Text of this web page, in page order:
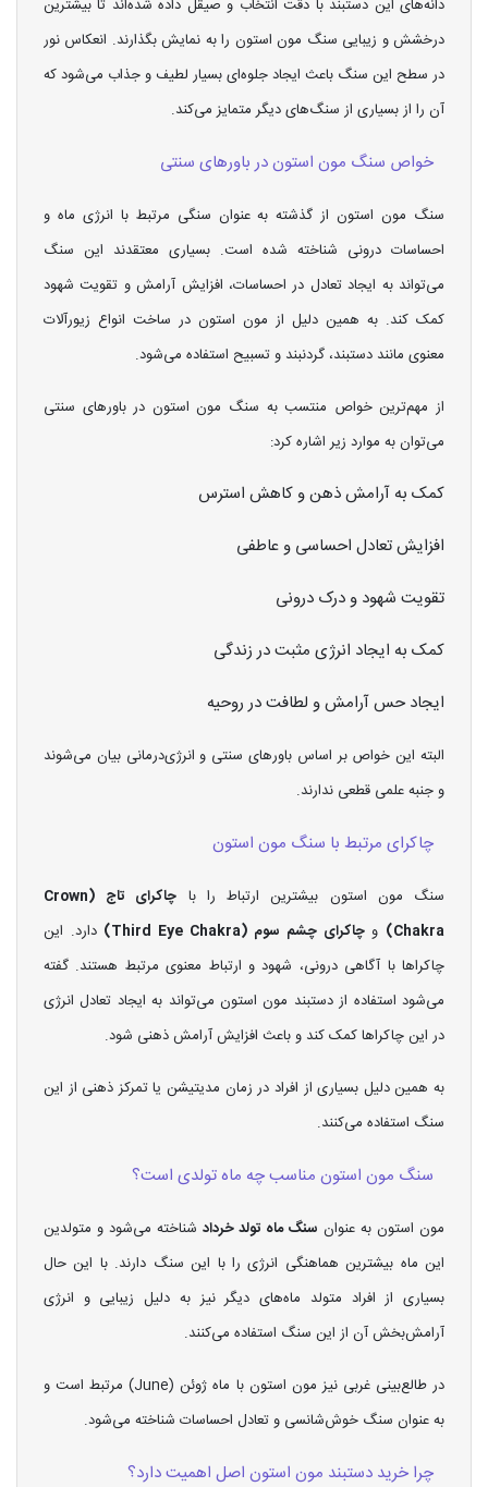
دانه‌های این دستبند با دقت انتخاب و صیقل داده شده‌اند تا بیشترین
درخشش و زیبایی سنگ مون استون را به نمایش بگذارند. انعکاس نور
در سطح این سنگ باعث ایجاد جلوه‌ای بسیار لطیف و جذاب می‌شود که
آن را از بسیاری از سنگ‌های دیگر متمایز می‌کند.
خواص سنگ مون استون در باورهای سنتی
سنگ مون استون از گذشته به عنوان سنگی مرتبط با انرژی ماه و
احساسات درونی شناخته شده است. بسیاری معتقدند این سنگ
می‌تواند به ایجاد تعادل در احساسات، افزایش آرامش و تقویت شهود
کمک کند. به همین دلیل از مون استون در ساخت انواع زیورآلات
معنوی مانند دستبند، گردنبند و تسبیح استفاده می‌شود.
از مهم‌ترین خواص منتسب به سنگ مون استون در باورهای سنتی
می‌توان به موارد زیر اشاره کرد:
کمک به آرامش ذهن و کاهش استرس
افزایش تعادل احساسی و عاطفی
تقویت شهود و درک درونی
کمک به ایجاد انرژی مثبت در زندگی
ایجاد حس آرامش و لطافت در روحیه
البته این خواص بر اساس باورهای سنتی و انرژی‌درمانی بیان می‌شوند
و جنبه علمی قطعی ندارند.
چاکرای مرتبط با سنگ مون استون
سنگ مون استون بیشترین ارتباط را با
چاکرای تاج (Crown
Chakra)
وچاکرای چشم سوم (Third Eye Chakra)
دارد. این
چاکراها با آگاهی درونی، شهود و ارتباط معنوی مرتبط هستند. گفته
می‌شود استفاده از دستبند مون استون می‌تواند به ایجاد تعادل انرژی
در این چاکراها کمک کند و باعث افزایش آرامش ذهنی شود.
به همین دلیل بسیاری از افراد در زمان مدیتیشن یا تمرکز ذهنی از این
سنگ استفاده می‌کنند.
سنگ مون استون مناسب چه ماه تولدی است؟
مون استون به عنوان سنگ ماه تولد خرداد شناخته می‌شود و متولدین
این ماه بیشترین هماهنگی انرژی را با این سنگ دارند. با این حال
بسیاری از افراد متولد ماه‌های دیگر نیز به دلیل زیبایی و انرژی
آرامش‌بخش آن از این سنگ استفاده می‌کنند.
در طالع‌بینی غربی نیز مون استون با ماه ژوئن (June) مرتبط است و
به عنوان سنگ خوش‌شانسی و تعادل احساسات شناخته می‌شود.
چرا خرید دستبند مون استون اصل اهمیت دارد؟